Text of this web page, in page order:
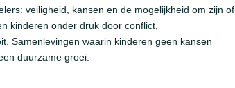
veiligheid, kansen en de mogelijkheid om zijn of
kinderen onder druk door conflict,
Samenlevingen waarin kinderen geen kansen
duurzame groei.